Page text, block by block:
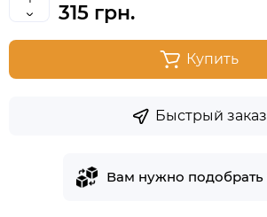
315 грн.
Купить
Быстрый заказ
Вам нужно подобрать